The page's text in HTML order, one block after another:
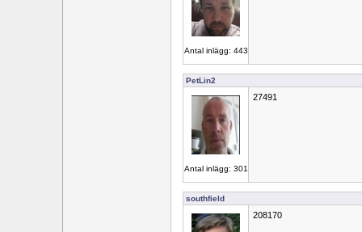
Antal inlägg: 443
PetLin2
Antal inlägg: 301
27491
southfield
208170